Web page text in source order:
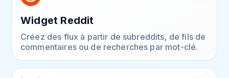
Widget Reddit
Créez des flux à partir de subreddits, de fils de
commentaires ou de recherches par mot-clé.